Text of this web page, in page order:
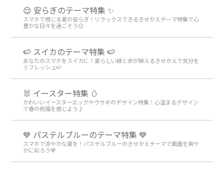
😌 安らぎのテーマ特集 ✨
スマホで感じる夏の安らぎ！リラックスできるきせかえテーマ特集で心
豊かな日々を過ごそう😌
🍉 スイカのテーマ特集 🍉
あなたのスマホをスイカに！夏らしい緑と赤が映えるきせかえで気分を
リフレッシュ🍉
🐰 イースター特集 🥚
かわいいイースターエッグやウサギのデザイン特集！心温まるデザイン
で春の祝福を感じよう♪
💙 パステルブルーのテーマ特集 💙
スマホで涼やかな夏を！パステルブルーのきせかえテーマで画面を爽や
かに彩ろう💙